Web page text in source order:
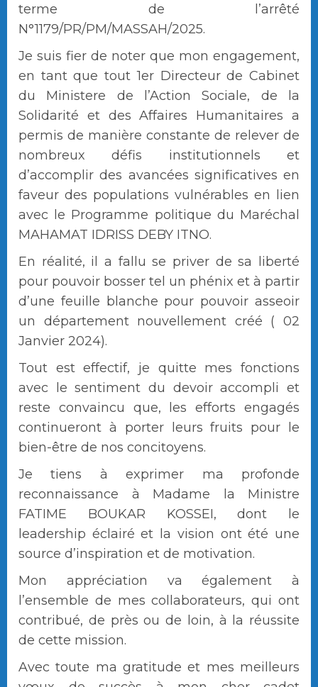
terme de l’arrêté
N°1179/PR/PM/MASSAH/2025.
Je suis fier de noter que mon engagement,
en tant que tout 1er Directeur de Cabinet
du Ministere de l’Action Sociale, de la
Solidarité et des Affaires Humanitaires a
permis de manière constante de relever de
nombreux défis institutionnels et
d’accomplir des avancées significatives en
faveur des populations vulnérables en lien
avec le Programme politique du Maréchal
MAHAMAT IDRISS DEBY ITNO.
En réalité, il a fallu se priver de sa liberté
pour pouvoir bosser tel un phénix et à partir
d’une feuille blanche pour pouvoir asseoir
un département nouvellement créé ( 02
Janvier 2024).
Tout est effectif, je quitte mes fonctions
avec le sentiment du devoir accompli et
reste convaincu que, les efforts engagés
continueront à porter leurs fruits pour le
bien-être de nos concitoyens.
Je tiens à exprimer ma profonde
reconnaissance à Madame la Ministre
FATIME BOUKAR KOSSEI, dont le
leadership éclairé et la vision ont été une
source d’inspiration et de motivation.
Mon appréciation va également à
l’ensemble de mes collaborateurs, qui ont
contribué, de près ou de loin, à la réussite
de cette mission.
Avec toute ma gratitude et mes meilleurs